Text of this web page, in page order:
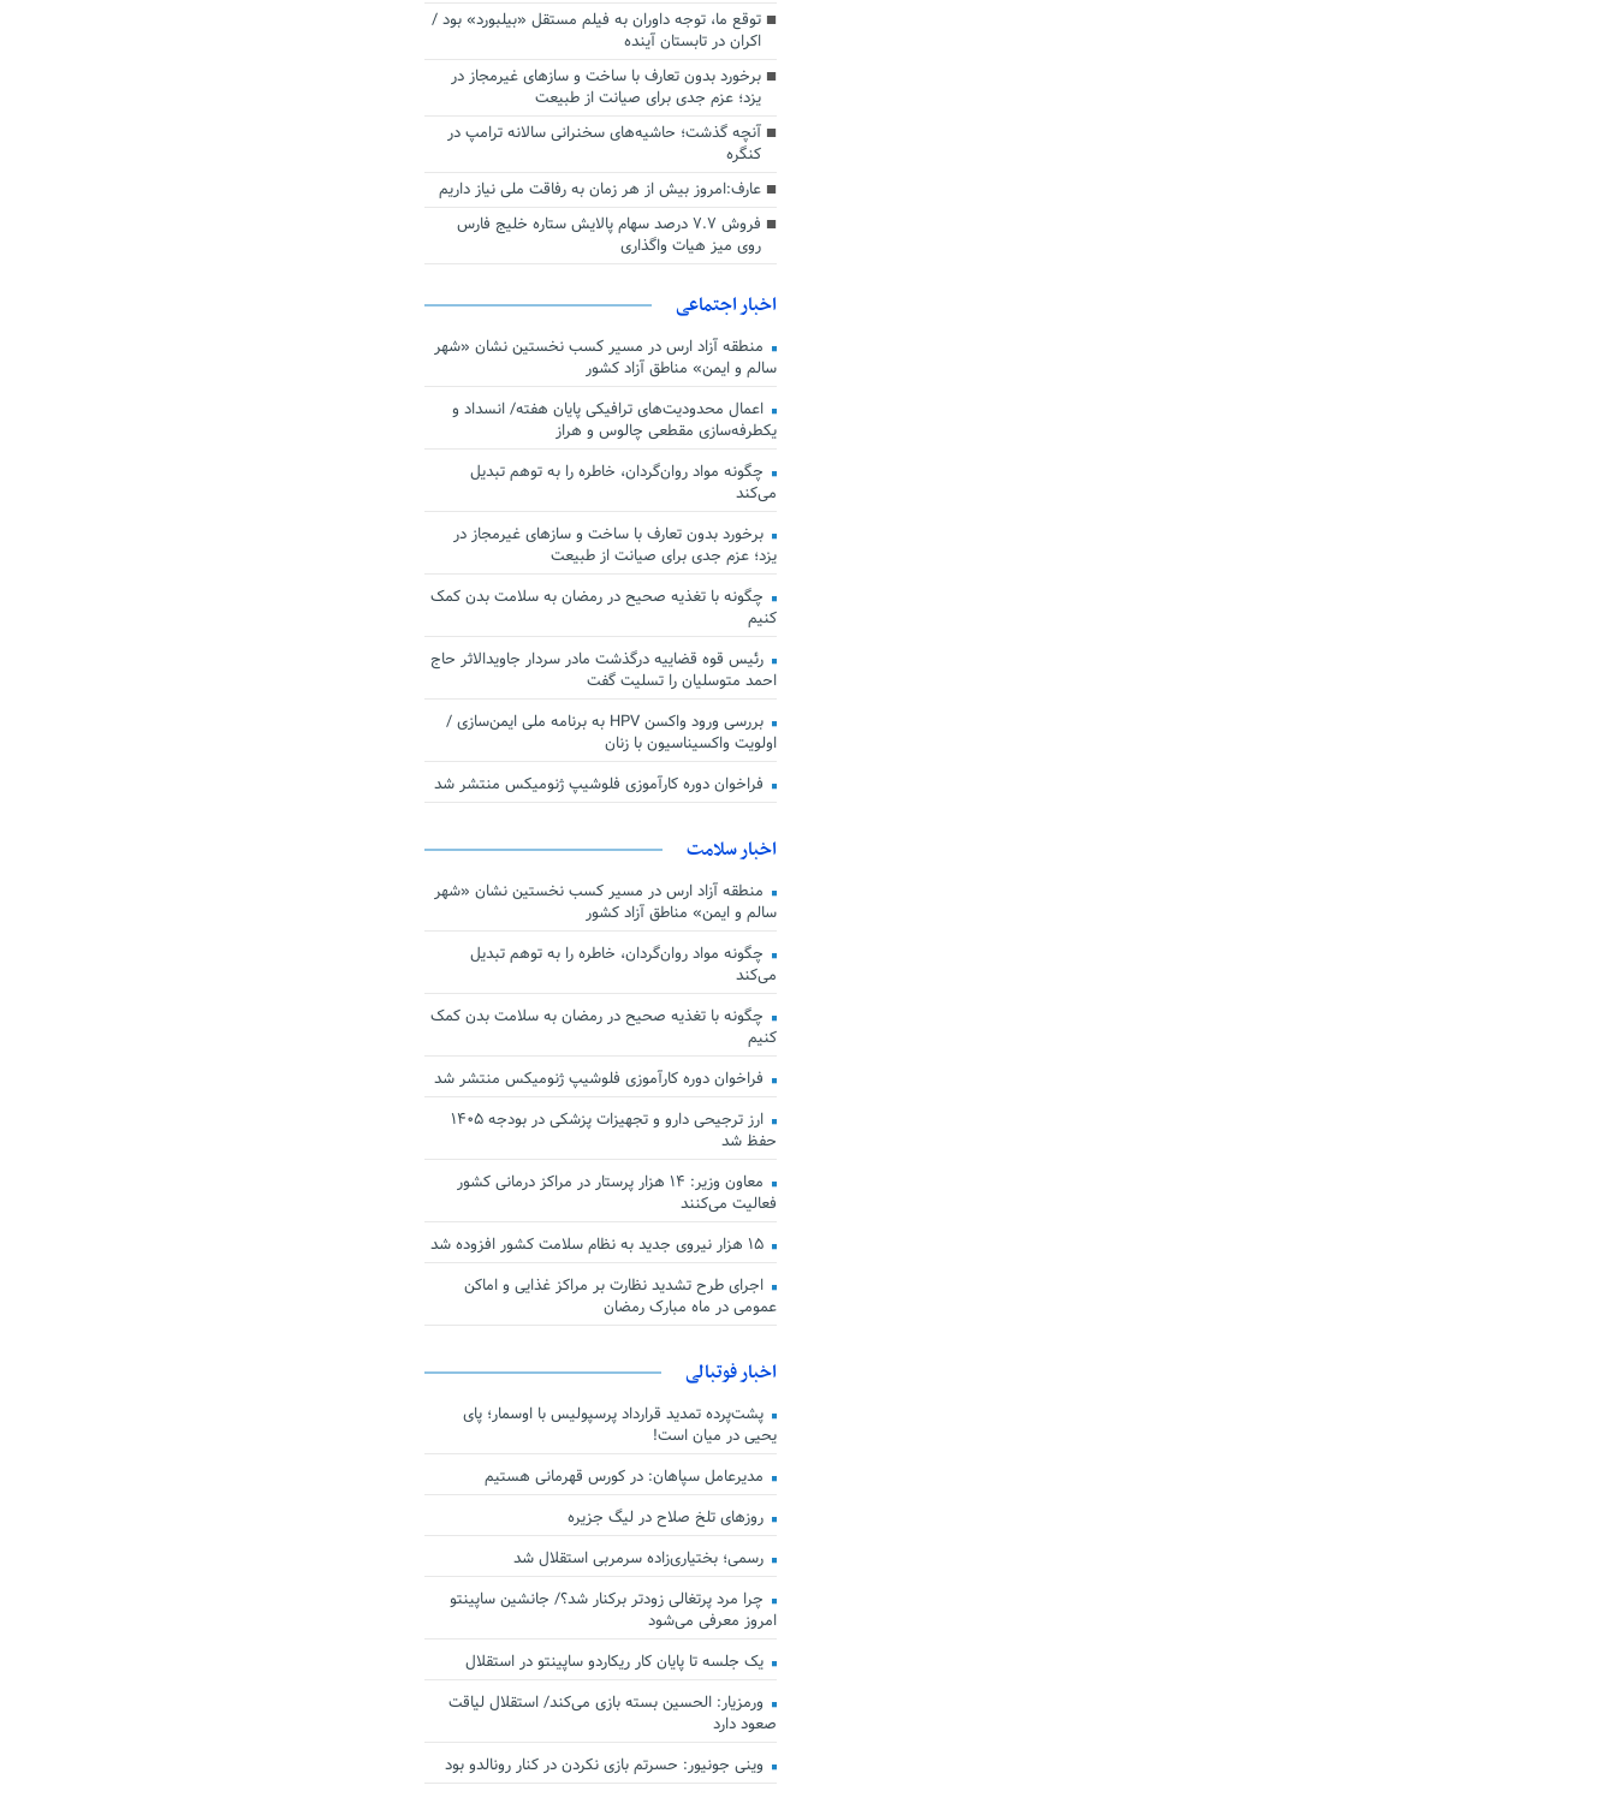
توقع ما، توجه داوران به فیلم مستقل «بیلبورد» بود /
اکران در تابستان آینده
برخورد بدون تعارف با ساخت‌ و سازهای غیرمجاز در
یزد؛ عزم جدی برای صیانت از طبیعت
آنچه گذشت؛ حاشیه‌های سخنرانی سالانه ترامپ در
کنگره
عارف:امروز بیش از هر زمان به رفاقت ملی نیاز داریم
فروش ۷.۷ درصد سهام پالایش ستاره خلیج فارس
روی میز هیات واگذاری
اخبار اجتماعی
منطقه آزاد ارس در مسیر کسب نخستین نشان «شهر
سالم و ایمن» مناطق آزاد کشور
اعمال محدودیت‌های ترافیکی پایان هفته/ انسداد و
یکطرفه‌سازی مقطعی چالوس و هراز
چگونه مواد روان‌گردان، خاطره را به توهم تبدیل
می‌کند
برخورد بدون تعارف با ساخت‌ و سازهای غیرمجاز در
یزد؛ عزم جدی برای صیانت از طبیعت
چگونه با تغذیه صحیح در رمضان به سلامت بدن کمک
کنیم
رئیس قوه قضاییه درگذشت مادر سردار جاویدالاثر حاج
احمد متوسلیان را تسلیت گفت
بررسی ورود واکسن HPV به برنامه ملی ایمن‌سازی /
اولویت واکسیناسیون با زنان
فراخوان دوره کارآموزی فلوشیپ ژنومیکس منتشر شد
اخبار سلامت
منطقه آزاد ارس در مسیر کسب نخستین نشان «شهر
سالم و ایمن» مناطق آزاد کشور
چگونه مواد روان‌گردان، خاطره را به توهم تبدیل
می‌کند
چگونه با تغذیه صحیح در رمضان به سلامت بدن کمک
کنیم
فراخوان دوره کارآموزی فلوشیپ ژنومیکس منتشر شد
ارز ترجیحی دارو و تجهیزات پزشکی در بودجه ۱۴۰۵
حفظ شد
معاون وزیر: ۱۴ هزار پرستار در مراکز درمانی کشور
فعالیت می‌کنند
۱۵ هزار نیروی جدید به نظام سلامت کشور افزوده شد
اجرای طرح تشدید نظارت بر مراکز غذایی و اماکن
عمومی در ماه مبارک رمضان
اخبار فوتبالی
پشت‌پرده تمدید قرارداد پرسپولیس با اوسمار؛ پای
یحیی در میان است!
مدیرعامل سپاهان: در کورس قهرمانی هستیم
روزهای تلخ صلاح در لیگ جزیره
رسمی؛ بختیاری‌زاده سرمربی استقلال شد
چرا مرد پرتغالی زودتر برکنار شد؟/ جانشین ساپینتو
امروز معرفی می‌شود
یک جلسه تا پایان کار ریکاردو ساپینتو در استقلال
ورمزیار: الحسین بسته بازی می‌کند/ استقلال لیاقت
صعود دارد
وینی جونیور: حسرتم بازی نکردن در کنار رونالدو بود